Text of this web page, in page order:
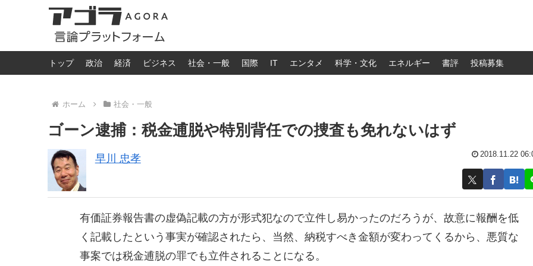
トップ 政治 経済 ビジネス 社会・一般 国際 IT エンタメ 科学・文化 エネルギー 書評 投稿募集
ホーム 社会・一般
ゴーン逮捕：税金逋脱や特別背任での捜査も免れないはず
早川 忠孝 2018.11.22
有価証券報告書の虚偽記載の方が形式犯なので立件し易かったのだろうが、故意に報酬を低
く記載したという事実が確認されたら、当然、納税すべき金額が変わってくるから、悪質な
事案では税金逋脱の罪でも立件されることになる。